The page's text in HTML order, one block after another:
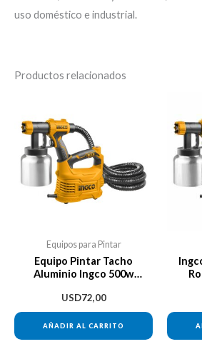
uso doméstico e industrial.
Productos relacionados
Equipos para Pintar
Equipo Pintar Tacho
Aluminio Ingco 500w
USD72,00
AÑADIR AL CARRITO